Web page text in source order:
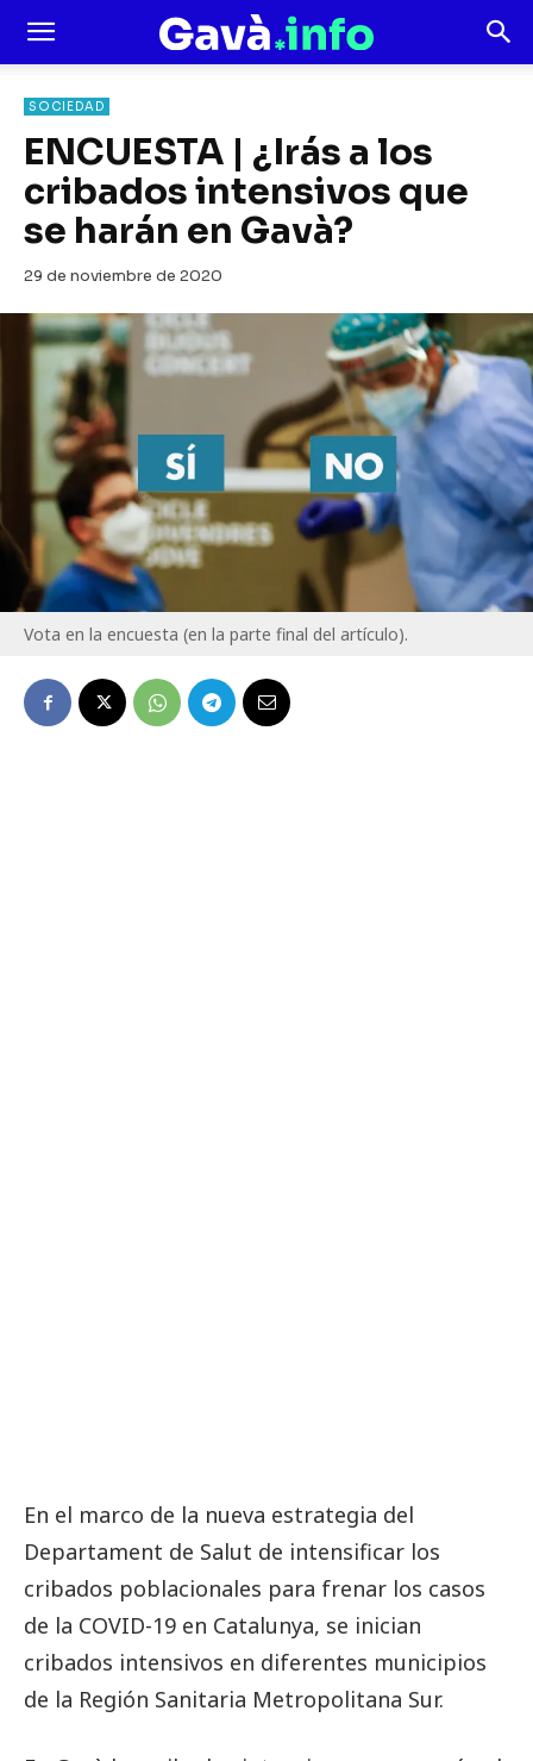
SOCIEDAD
ENCUESTA | ¿Irás a los
cribados intensivos que
se harán en Gavà?
29 de noviembre de 2020
Vota en la encuesta (en la parte final del artículo).
En el marco de la nueva estrategia del
Departament de Salut de intensificar los
cribados poblacionales para frenar los casos
de la COVID-19 en Catalunya, se inician
cribados intensivos en diferentes municipios
de la Región Sanitaria Metropolitana Sur.